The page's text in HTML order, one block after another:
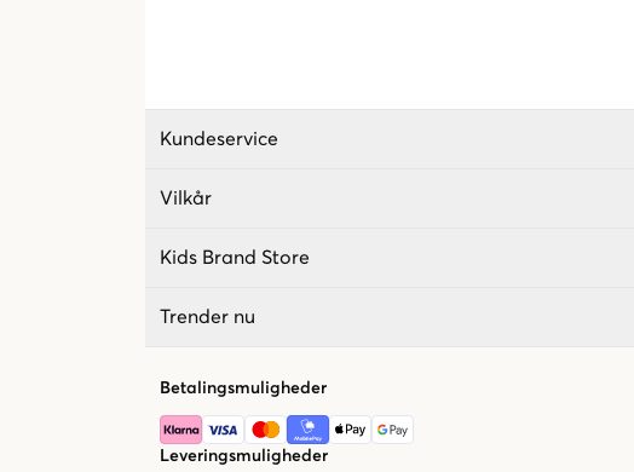
Kundeservice
Vilkår
Kids Brand Store
Trender nu
Betalingsmuligheder
Leveringsmuligheder